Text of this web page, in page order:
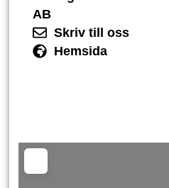
AB
Skriv till oss
Hemsida